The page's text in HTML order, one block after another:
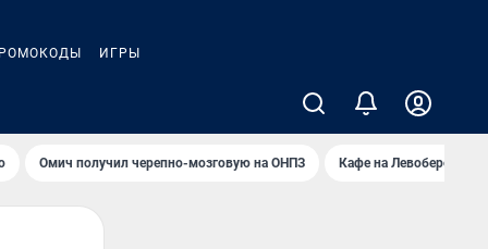
ИГРЫ
Омич получил черепно-мозговую на ОНПЗ Кафе на Левобережье